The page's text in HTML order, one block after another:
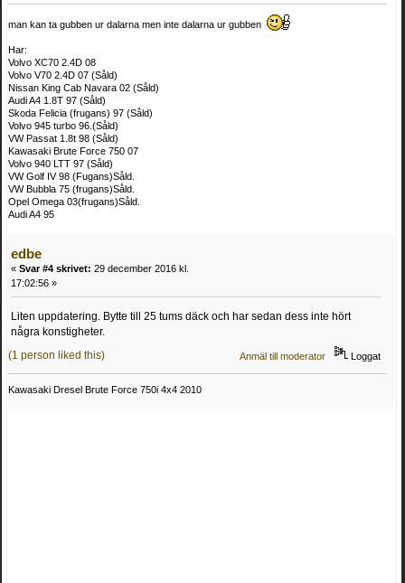
man kan ta gubben ur dalarna men inte dalarna ur gubben
Har:
Volvo XC70 2.4D 08
Volvo V70 2.4D 07 (Såld)
Nissan King Cab Navara 02 (Såld)
Audi A4 1.8T 97 (Såld)
Skoda Felicia (frugans) 97 (Såld)
Volvo 945 turbo 96.(Såld)
VW Passat 1.8t 98 (Såld)
Kawasaki Brute Force 750 07
Volvo 940 LTT 97 (Såld)
VW Golf IV 98 (Fugans)Såld.
VW Bubbla 75 (frugans)Såld.
Opel Omega 03(frugans)Såld.
Audi A4 95
edbe
« Svar #4 skrivet: 29 december 2016 kl.
17:02:56 »
Liten uppdatering. Bytte till 25 tums däck och har sedan dess inte hört
några konstigheter.
Anmäl till moderator Loggat
(1 person liked this)
Kawasaki Dresel Brute Force 750i 4x4 2010